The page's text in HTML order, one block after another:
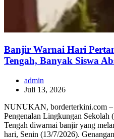
Banjir Warnai Hari
Tengah, Banyak Siswa
admin
Juli 13, 2026
NUNUKAN, borderterkini.com –
Pengenalan Lingkungan
Tengah diwarnai banjir yang
hari, Senin (13/7/2026).